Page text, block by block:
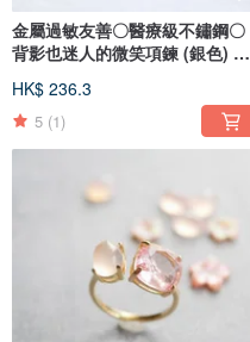
金屬過敏友善〇醫療級不鏽鋼〇
背影也迷人的微笑項鍊 (銀色) 長
HK$ 236.3
5 (1)